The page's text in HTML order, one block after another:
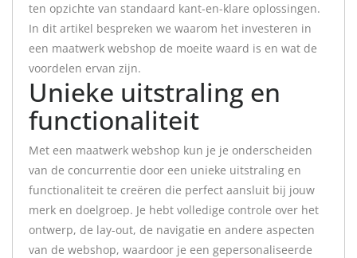
ten opzichte van standaard kant-en-klare oplossingen.
In dit artikel bespreken we waarom het investeren in
een maatwerk webshop de moeite waard is en wat de
voordelen ervan zijn.
Unieke uitstraling en
functionaliteit
Met een maatwerk webshop kun je je onderscheiden
van de concurrentie door een unieke uitstraling en
functionaliteit te creëren die perfect aansluit bij jouw
merk en doelgroep. Je hebt volledige controle over het
ontwerp, de lay-out, de navigatie en andere aspecten
van de webshop, waardoor je een gepersonaliseerde